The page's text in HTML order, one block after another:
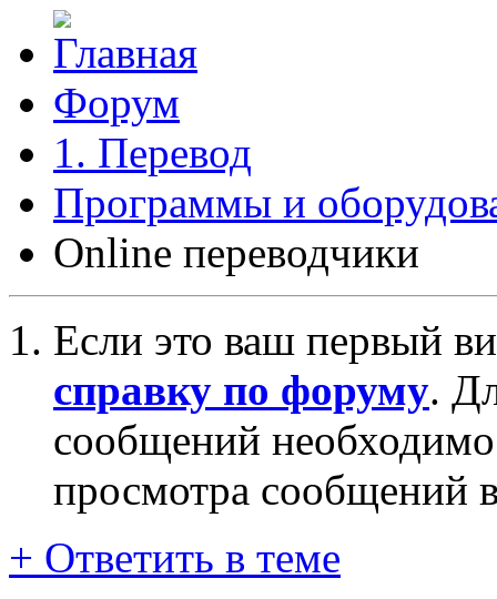
Форум
1. Перевод
Программы и
Online переводчики
Если это ваш первый
справку по форуму.
сообщений
просмотра сообщений
+ Ответить в теме